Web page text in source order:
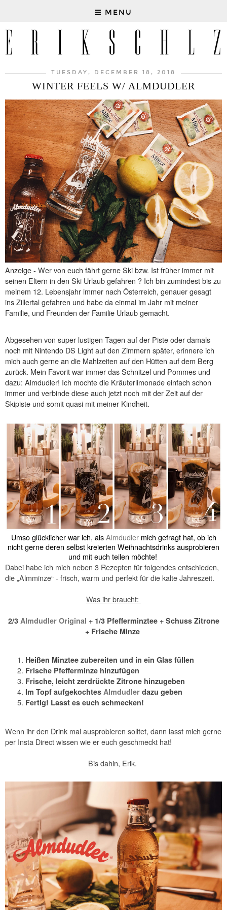
MENU
TUESDAY, DECEMBER 18, 2018
WINTER FEELS W/ ALMDUDLER
Anzeige - Wer von euch fährt gerne Ski bzw. Ist früher immer mit
seinen Eltern in den Ski Urlaub gefahren ? Ich bin zumindest bis zu
meinem 12. Lebensjahr immer nach Österreich, genauer gesagt
ins Zillertal gefahren und habe da einmal im Jahr mit meiner
Familie, und Freunden der Familie Urlaub gemacht.
Abgesehen von super lustigen Tagen auf der Piste oder damals
noch mit Nintendo DS Light auf den Zimmern später, erinnere ich
mich auch gerne an die Mahlzeiten auf den Hütten auf dem Berg
zurück. Mein Favorit war immer das Schnitzel und Pommes und
dazu: Almdudler! Ich mochte die Kräuterlimonade einfach schon
immer und verbinde diese auch jetzt noch mit der Zeit auf der
Skipiste und somit quasi mit meiner Kindheit.
Umso glücklicher war ich, alsAlmdudlermich gefragt hat, ob ich
nicht gerne deren selbst kreierten Weihnachtsdrinks ausprobieren
und mit euch teilen möchte!
Dabei habe ich mich neben 3 Rezepten für folgendes entschieden,
die „Almminze“ - frisch, warm und perfekt für die kalte Jahreszeit.
Was ihr braucht:
2/3 Almdudler Original + 1/3 Pfefferminztee + Schuss Zitrone
+ Frische Minze
Heißen Minztee zubereiten und in ein Glas füllen
Frische Pfefferminze hinzufügen
Frische, leicht zerdrückte Zitrone hinzugeben
Im Topf aufgekochtes Almdudler dazu geben
Fertig! Lasst es euch schmecken!
Wenn ihr den Drink mal ausprobieren solltet, dann lasst mich gerne
per Insta Direct wissen wie er euch geschmeckt hat!
Bis dahin, Erik.